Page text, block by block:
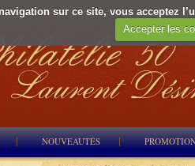
sur ce site, vous acceptez
Accepter les
NOUVEAUTÉS